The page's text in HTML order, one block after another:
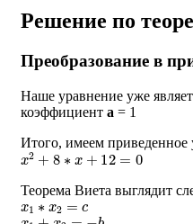
Решение по
Преобразование в
Наше уравнение уже
коэффициент a = 1
Итого, имеем приведенное
x2+8∗x+12=0
Теорема Виета выглядит
x1∗x2= c
x1 + x2 =− b